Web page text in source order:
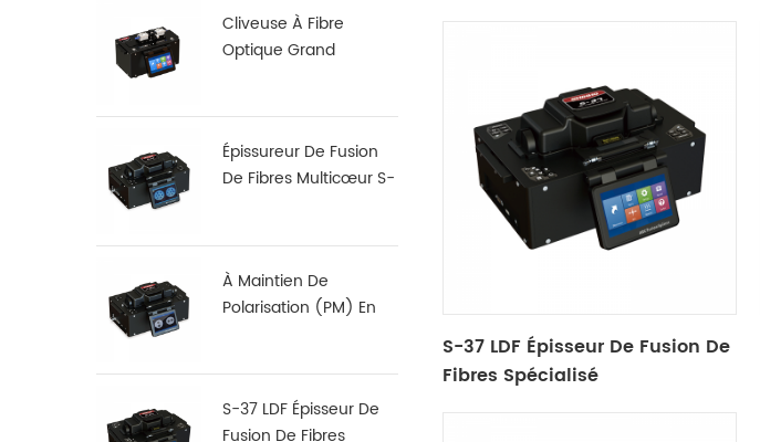
Cliveuse À Fibre
Optique Grand
Épissureur De Fusion
De Fibres Multicœur S-
À Maintien De
Polarisation (PM) En
S-37 LDF Épisseur De
Fusion De Fibres
S-37 LDF Épisseur De Fusion De
Fibres Spécialisé